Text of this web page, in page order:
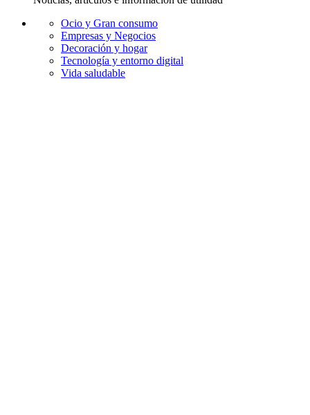
Ocio y Gran consumo
Empresas y Negocios
Decoración y hogar
Tecnología y entorno digital
Vida saludable